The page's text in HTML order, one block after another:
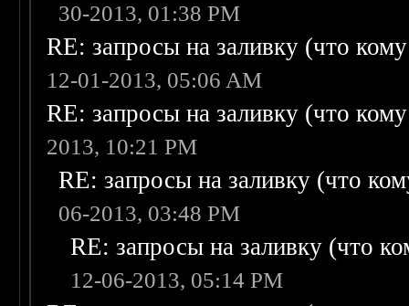
30-2013, 01:38 PM
RE: запросы на заливку (что
12-01-2013, 05:06 AM
RE: запросы на заливку (что
2013, 10:21 PM
RE: запросы на заливку (что
06-2013, 03:48 PM
RE: запросы на заливку (что
12-06-2013, 05:14 PM